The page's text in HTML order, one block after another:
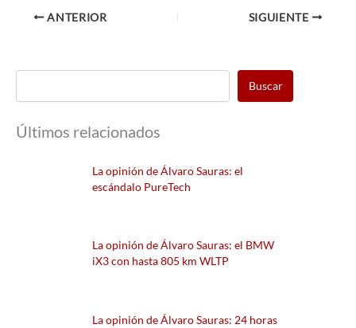
ANTERIOR SIGUIENTE
Buscar
Últimos relacionados
La opinión de Álvaro Sauras: el
escándalo PureTech
La opinión de Álvaro Sauras: el BMW
iX3 con hasta 805 km WLTP
La opinión de Álvaro Sauras: 24 horas